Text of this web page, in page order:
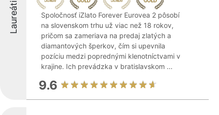
Laureáti
Spoločnosť iZlato Forever Eurovea 2 pôsobí
na slovenskom trhu už viac než 18 rokov,
pričom sa zameriava na predaj zlatých a
diamantových šperkov, čím si upevnila
pozíciu medzi poprednými klenotníctvami v
krajine. Ich prevádzka v bratislavskom ...
9.6